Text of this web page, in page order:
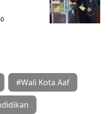
#Wali Kota Aaf